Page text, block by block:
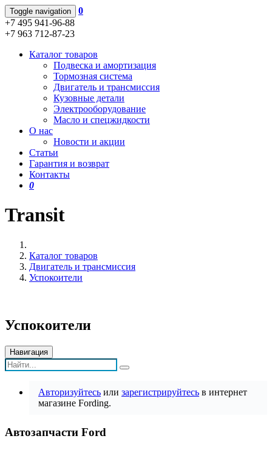
Toggle navigation
0
+7 495 941-96-88
+7 963 712-87-23
Каталог товаров
Подвеска и амортизация
Тормозная система
Двигатель и трансмиссия
Кузовные детали
Электрооборудование
Масло и спецжидкости
О нас
Новости и акции
Статьи
Гарантия и возврат
Контакты
0
Transit
Каталог товаров
Двигатель и трансмиссия
Успокоители
Успокоители
Навигация
Авторизуйтесь или зарегистрируйтесь в интернет
магазине Fording.
Автозапчасти Ford